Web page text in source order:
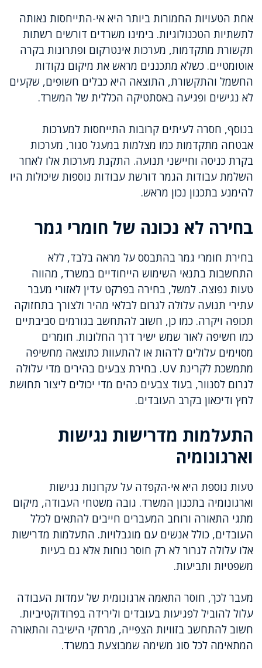
אחת הטעויות החמורות ביותר היא אי-התייחסות נאותה
לתשתיות הטכנולוגיות. בימינו משרדים דורשים רשתות
תקשורת מתקדמות, מערכות אינטרקום ופתרונות בקרה
אוטומטיים. כשלא מתכננים מראש את מיקום נקודות
החשמל והתקשורת, התוצאה היא כבלים חשופים, שקעים
לא נגישים ופגיעה באסתטיקה הכללית של המשרד.
בנוסף, חסרה לעיתים קרובות התייחסות למערכות
אבטחה מתקדמות כמו מצלמות במעגל סגור, מערכות
בקרת כניסה וחיישני תנועה. התקנת מערכות אלו לאחר
השלמת עבודות הגמר דורשת עבודות נוספות שיכולות היו
להימנע בתכנון נכון מראש.
בחירה לא נכונה של חומרי גמר
בחירת חומרי גמר בהתבסס על מראה בלבד, ללא
התחשבות בתנאי השימוש הייחודיים במשרד, מהווה
טעות נפוצה. למשל, בחירה בפרקט עדין לאזורי מעבר
עתירי תנועה עלולה לגרום לבלאי מהיר ולצורך בתחזוקה
תכופה ויקרה. כמו כן, חשוב להתחשב בגורמים סביבתיים
כמו חשיפה לאור שמש ישיר דרך החלונות. חומרים
מסוימים עלולים לדהות או להתעוות כתוצאה מחשיפה
מתמשכת לקרינת UV. בחירת צבעים בהירים מדי עלולה
לגרום לסנוור, בעוד צבעים כהים מדי יכולים ליצור תחושת
לחץ ודיכאון בקרב העובדים.
התעלמות מדרישות נגישות
וארגונומיה
טעות נוספת היא אי-הקפדה על עקרונות נגישות
וארגונומיה בתכנון המשרד. גובה משטחי העבודה, מיקום
מתגי התאורה ורוחב המעברים חייבים להתאים לכלל
העובדים, כולל אנשים עם מוגבלויות. התעלמות מדרישות
אלו עלולה לגרור לא רק חוסר נוחות אלא גם בעיות
משפטיות ותביעות.
מעבר לכך, חוסר התאמה ארגונומית של עמדות העבודה
עלול להוביל לפגיעות בעובדים ולירידה בפרודוקטיביות.
חשוב להתחשב בזוויות הצפייה, מרחקי הישיבה והתאורה
המתאימה לכל סוג משימה שמבוצעת במשרד.